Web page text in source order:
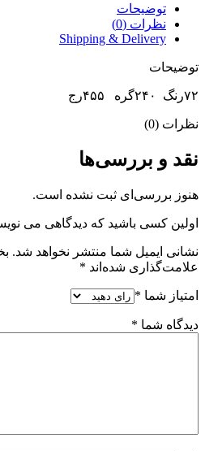
توضیحات
نظرات (0)
Shipping & Delivery
توضیحات
۷۲رنگ ۲۴۰گره ۴۵۵رج
نظرات (0)
نقد و بررسی‌ها
هنوز بررسی‌ای ثبت نشده است.
اولین کسی باشید که دیدگاهی می نویسد
نشانی ایمیل شما منتشر نخواهد شد.
علامت‌گذاری شده‌اند *
امتیاز شما *
دیدگاه شما *